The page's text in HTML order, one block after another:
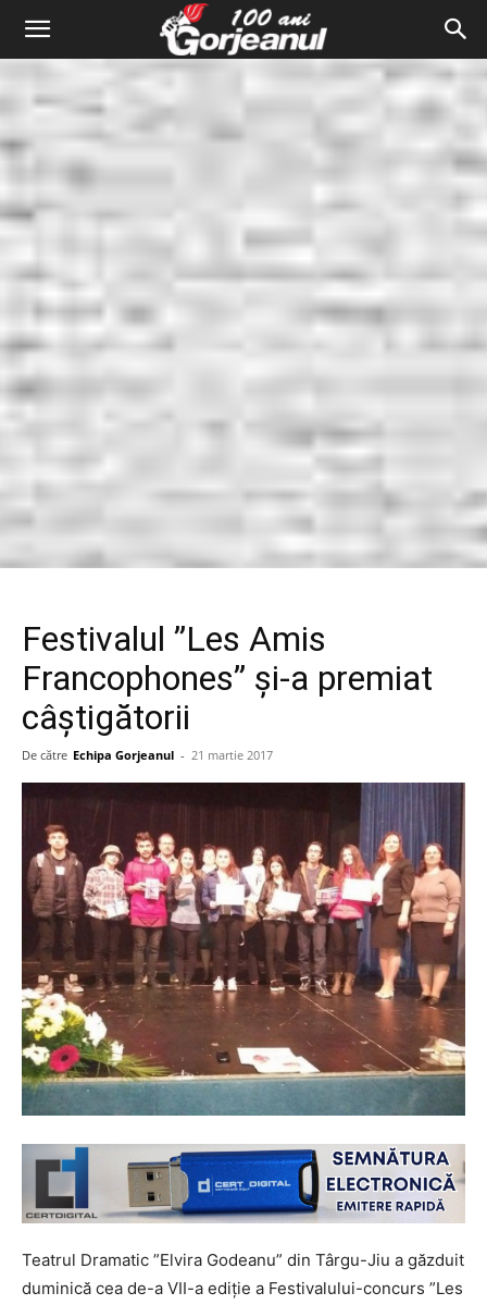
Festivalul ”Les Amis
Francophones” și-a premiat
câștigătorii
De către Echipa Gorjeanul - 21 martie 2017
Teatrul Dramatic ”Elvira Godeanu” din Târgu-Jiu a găzduit
duminică cea de-a VII-a ediție a Festivalului-concurs ”Les